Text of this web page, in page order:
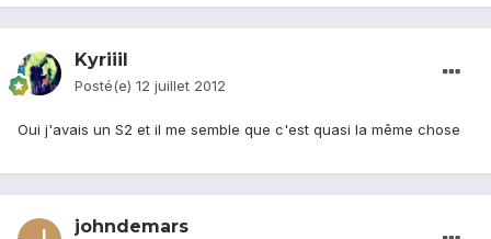
Kyriiil
Posté(e) 12 juillet 2012
Oui j'avais un S2 et il me semble que c'est quasi la même chose
johndemars